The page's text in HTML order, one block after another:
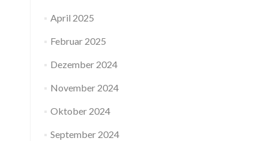
April 2025
Februar 2025
Dezember 2024
November 2024
Oktober 2024
September 2024